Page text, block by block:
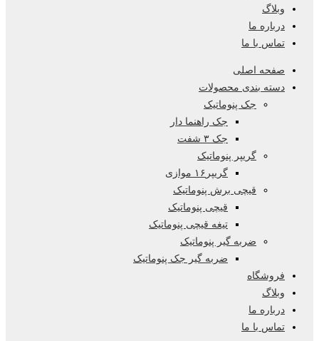
وبلاگ
درباره ما
تماس با ما
صفحه اصلی
دسته بندی محصولات
جک پنوماتیک
جک راهنما دار
جک ۳ شفت
گریپر پنوماتیک
گریپر۱۶ موازی
قیچی برش پنوماتیک
قیچی پنوماتیک
تیغه قیچی پنوماتیک
ضربه گیر پنوماتیک
ضربه گیر جک پنوماتیک
فروشگاه
وبلاگ
درباره ما
تماس با ما